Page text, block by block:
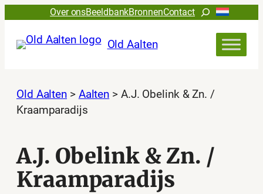
Over onsBeeldbankBronnenContactZoeken
Old Aalten
Old Aalten > Aalten > A.J. Obelink & Zn. /
Kraamparadijs
A.J. Obelink & Zn. /
Kraamparadijs